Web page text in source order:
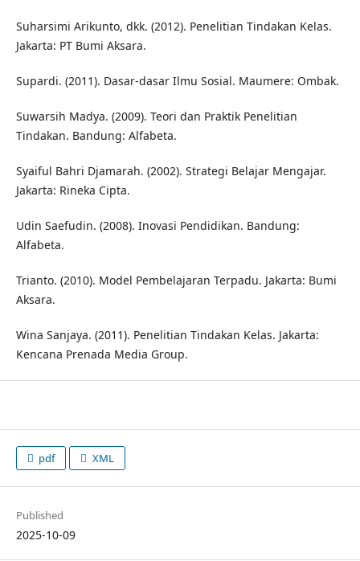
Suharsimi Arikunto, dkk. (2012). Penelitian Tindakan Kelas.
Jakarta: PT Bumi Aksara.
Supardi. (2011). Dasar-dasar Ilmu Sosial. Maumere: Ombak.
Suwarsih Madya. (2009). Teori dan Praktik Penelitian
Tindakan. Bandung: Alfabeta.
Syaiful Bahri Djamarah. (2002). Strategi Belajar Mengajar.
Jakarta: Rineka Cipta.
Udin Saefudin. (2008). Inovasi Pendidikan. Bandung:
Alfabeta.
Trianto. (2010). Model Pembelajaran Terpadu. Jakarta: Bumi
Aksara.
Wina Sanjaya. (2011). Penelitian Tindakan Kelas. Jakarta:
Kencana Prenada Media Group.
pdf XML
Published
2025-10-09